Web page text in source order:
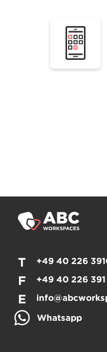
T +49 40 226
F +49 40 226 391
E
Whatsapp